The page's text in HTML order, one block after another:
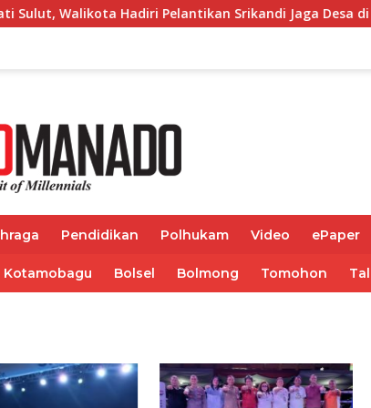
Hadiri Pelantikan Srikandi Jaga Desa di Sulut
Pendidikan Polhukam Video ePaper
Kotamobagu Bolsel Bolmong Tomohon